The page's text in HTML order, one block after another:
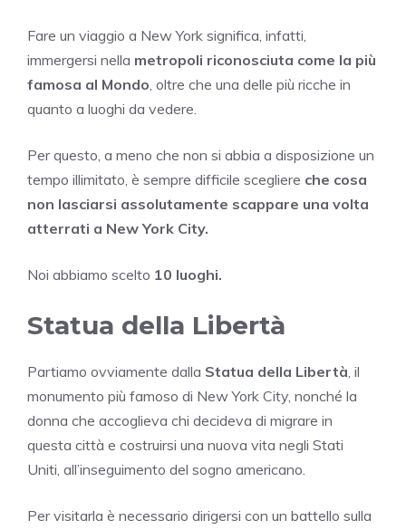
Fare un viaggio a New York significa, infatti,
immergersi nella metropoli riconosciuta come la più
famosa al Mondo, oltre che una delle più ricche in
quanto a luoghi da vedere.
Per questo, a meno che non si abbia a disposizione un
tempo illimitato, è sempre difficile scegliere che cosa
non lasciarsi assolutamente scappare una volta
atterrati a New York City.
Noi abbiamo scelto 10 luoghi.
Statua della Libertà
Partiamo ovviamente dalla Statua della Libertà, il
monumento più famoso di New York City, nonché la
donna che accoglieva chi decideva di migrare in
questa città e costruirsi una nuova vita negli Stati
Uniti, all’inseguimento del sogno americano.
Per visitarla è necessario dirigersi con un battello sulla